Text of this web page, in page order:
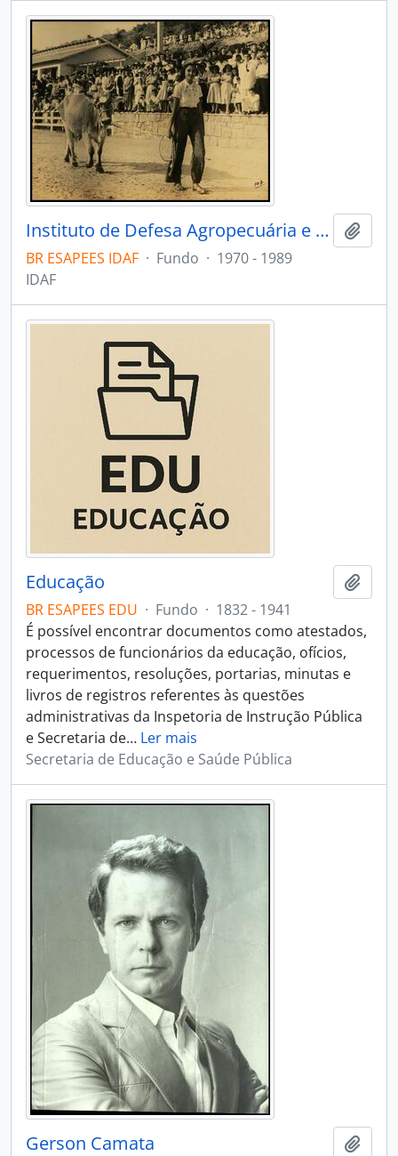
Instituto de Defesa Agropecuária e Florestal do Espírito Santo
BR ESAPEES IDAF · Fundo · 1970 - 1989
IDAF
Educação
BR ESAPEES EDU · Fundo · 1832 - 1941
É possível encontrar documentos como atestados,
processos de funcionários da educação, ofícios,
requerimentos, resoluções, portarias, minutas e
livros de registros referentes às questões
administrativas da Inspetoria de Instrução Pública
e Secretaria de… Ler mais
Secretaria de Educação e Saúde Pública
Gerson Camata